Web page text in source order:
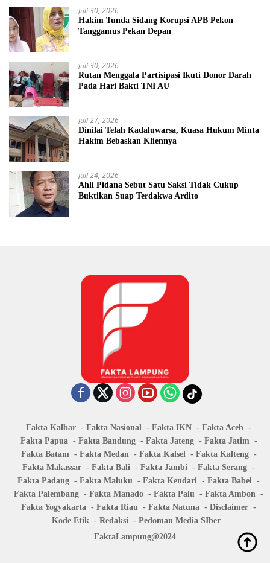
Juli 30, 2026
Hakim Tunda Sidang Korupsi APB Pekon
Tanggamus Pekan Depan
Juli 30, 2026
Rutan Menggala Partisipasi Ikuti Donor Darah
Pada Hari Bakti TNI AU
Juli 27, 2026
Dinilai Telah Kadaluwarsa, Kuasa Hukum Minta
Hakim Bebaskan Kliennya
Juli 24, 2026
Ahli Pidana Sebut Satu Saksi Tidak Cukup
Buktikan Suap Terdakwa Ardito
Fakta Kalbar Fakta Nasional Fakta IKN
Fakta Aceh
Fakta Papua
Fakta Bandung Fakta Jateng
Fakta Jatim
Fakta Batam
Fakta Medan Fakta Kalsel
Fakta Kalteng
Fakta Makassar
Fakta Bali Fakta Jambi
Fakta Serang
Fakta Padang
Fakta Maluku Fakta Kendari
Fakta Babel
Fakta Palembang
Fakta Manado Fakta Palu
Fakta Ambon
Fakta Yogyakarta
Fakta Riau Fakta Natuna
Disclaimer
Kode Etik
Redaksi
Pedoman Media SIber
FaktaLampung@2024